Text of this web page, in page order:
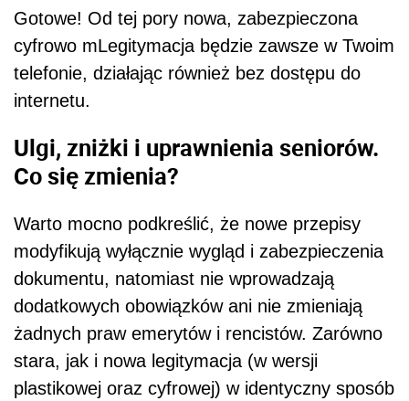
Gotowe! Od tej pory nowa, zabezpieczona
cyfrowo mLegitymacja będzie zawsze w Twoim
telefonie, działając również bez dostępu do
internetu.
Ulgi, zniżki i uprawnienia seniorów.
Co się zmienia?
Warto mocno podkreślić, że nowe przepisy
modyfikują wyłącznie wygląd i zabezpieczenia
dokumentu, natomiast nie wprowadzają
dodatkowych obowiązków ani nie zmieniają
żadnych praw emerytów i rencistów. Zarówno
stara, jak i nowa legitymacja (w wersji
plastikowej oraz cyfrowej) w identyczny sposób